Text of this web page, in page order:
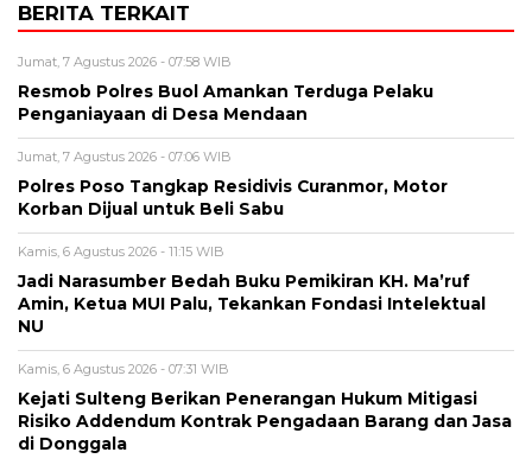
BERITA TERKAIT
Jumat, 7 Agustus 2026 - 07:58 WIB
Resmob Polres Buol Amankan Terduga Pelaku
Penganiayaan di Desa Mendaan
Jumat, 7 Agustus 2026 - 07:06 WIB
Polres Poso Tangkap Residivis Curanmor, Motor
Korban Dijual untuk Beli Sabu
Kamis, 6 Agustus 2026 - 11:15 WIB
Jadi Narasumber Bedah Buku Pemikiran KH. Ma’ruf
Amin, Ketua MUI Palu, Tekankan Fondasi Intelektual
NU
Kamis, 6 Agustus 2026 - 07:31 WIB
Kejati Sulteng Berikan Penerangan Hukum Mitigasi
Risiko Addendum Kontrak Pengadaan Barang dan Jasa
di Donggala